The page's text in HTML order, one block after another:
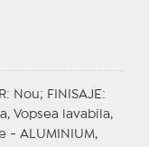
: Nou; FINISAJE :
Vopsea lavabila,
- ALUMINIUM,